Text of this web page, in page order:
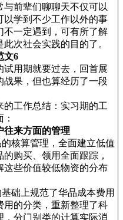
前辈们聊聊天不仅可以
以学到不少工作以外的事
不一定遇到，可有所了解
次社会实践的目的了。
文6
用期就要过去，回首展
战果，但也算经历了一段
工作总结：实习期的工
往来方面的管理
核算管理，全面建立低值
购买、领用全面跟踪，
这些价值较低物资的分布
础上规范了华品成本费用
用的分类，重新整理了科
，分门别类的计算实际消